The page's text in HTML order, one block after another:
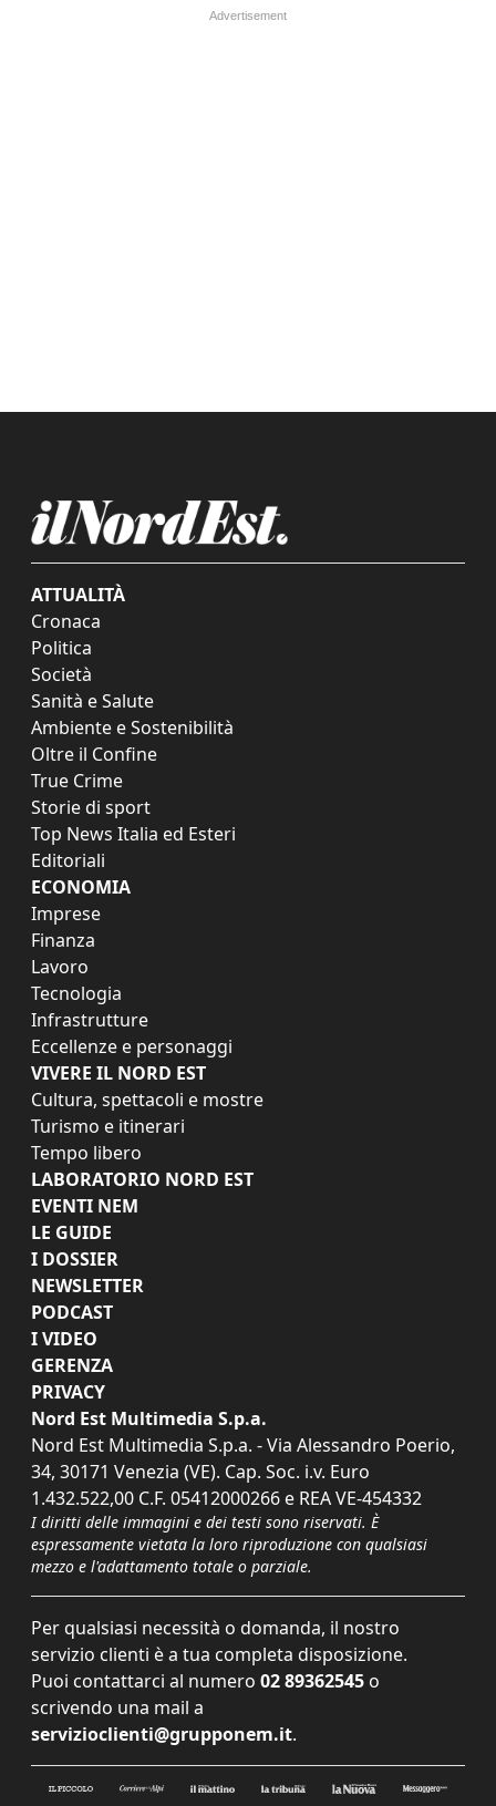
ATTUALITÀ
Cronaca
Politica
Società
Sanità e Salute
Ambiente e Sostenibilità
Oltre il Confine
True Crime
Storie di sport
Top News Italia ed Esteri
Editoriali
ECONOMIA
Imprese
Finanza
Lavoro
Tecnologia
Infrastrutture
Eccellenze e personaggi
VIVERE IL NORD EST
Cultura, spettacoli e mostre
Turismo e itinerari
Tempo libero
LABORATORIO NORD EST
EVENTI NEM
LE GUIDE
I DOSSIER
NEWSLETTER
PODCAST
I VIDEO
GERENZA
PRIVACY
Nord Est Multimedia S.p.a.
Nord Est Multimedia S.p.a. - Via Alessandro Poerio,
34, 30171 Venezia (VE). Cap. Soc. i.v. Euro
1.432.522,00 C.F. 05412000266 e REA VE-454332
I diritti delle immagini e dei testi sono riservati. È
espressamente vietata la loro riproduzione con qualsiasi
mezzo e l'adattamento totale o parziale.
Per qualsiasi necessità o domanda, il nostro
servizio clienti è a tua completa disposizione.
Puoi contattarci al numero 02 89362545 o
scrivendo una mail a
servizioclienti@grupponem.it.